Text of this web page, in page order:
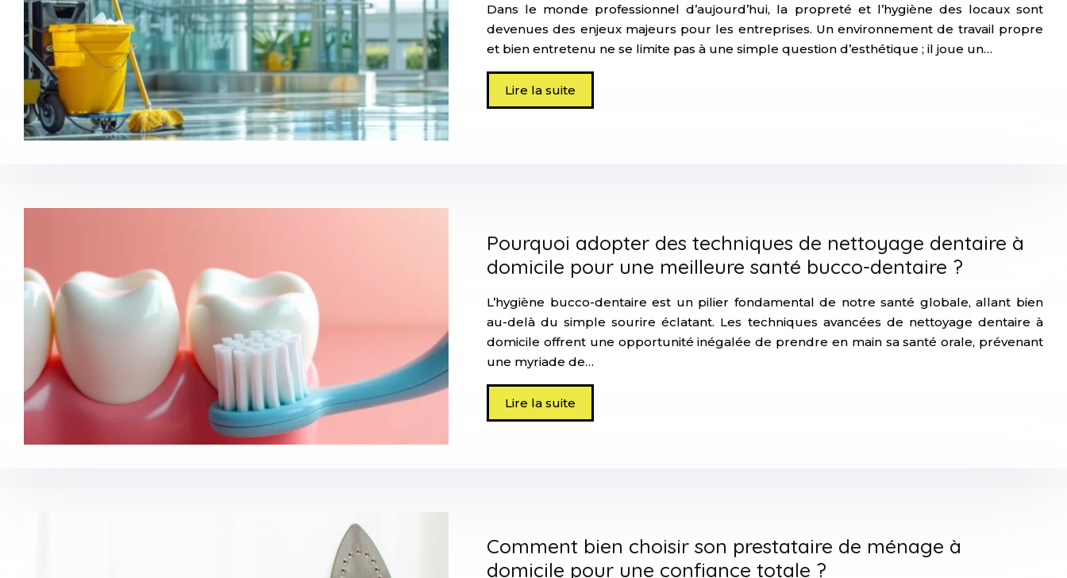
Dans le monde professionnel d’aujourd’hui, la propreté et l’hygiène des locaux sont
devenues des enjeux majeurs pour les entreprises. Un environnement de travail propre
et bien entretenu ne se limite pas à une simple question d’esthétique ; il joue un…
Lire la suite
Pourquoi adopter des techniques de nettoyage dentaire à
domicile pour une meilleure santé bucco-dentaire ?
L’hygiène bucco-dentaire est un pilier fondamental de notre santé globale, allant bien
au-delà du simple sourire éclatant. Les techniques avancées de nettoyage dentaire à
domicile offrent une opportunité inégalée de prendre en main sa santé orale, prévenant
une myriade de…
Lire la suite
Comment bien choisir son prestataire de ménage à
domicile pour une confiance totale ?